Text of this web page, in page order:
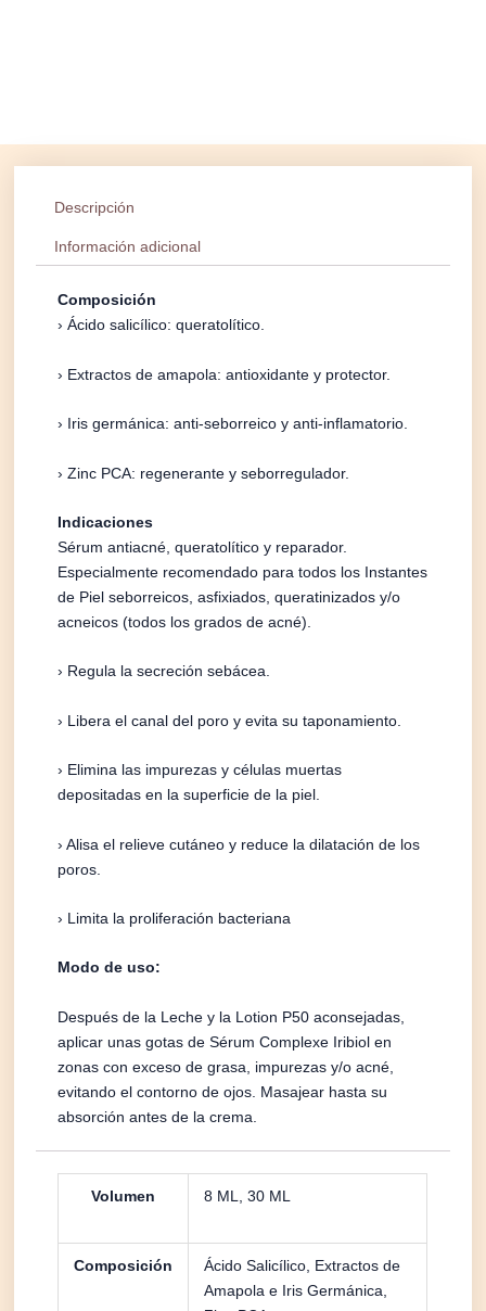
Descripción
Información adicional
Composición
› Ácido salicílico: queratolítico.
› Extractos de amapola: antioxidante y protector.
› Iris germánica: anti-seborreico y anti-inflamatorio.
› Zinc PCA: regenerante y seborregulador.
Indicaciones
Sérum antiacné, queratolítico y reparador.
Especialmente recomendado para todos los Instantes
de Piel seborreicos, asfixiados, queratinizados y/o
acneicos (todos los grados de acné).
› Regula la secreción sebácea.
› Libera el canal del poro y evita su taponamiento.
› Elimina las impurezas y células muertas
depositadas en la superficie de la piel.
› Alisa el relieve cutáneo y reduce la dilatación de los
poros.
› Limita la proliferación bacteriana
Modo de uso:
Después de la Leche y la Lotion P50 aconsejadas,
aplicar unas gotas de Sérum Complexe Iribiol en
zonas con exceso de grasa, impurezas y/o acné,
evitando el contorno de ojos. Masajear hasta su
absorción antes de la crema.
Volumen 8 ML, 30 ML
Composición
Ácido Salicílico, Extractos de
Amapola e Iris Germánica,